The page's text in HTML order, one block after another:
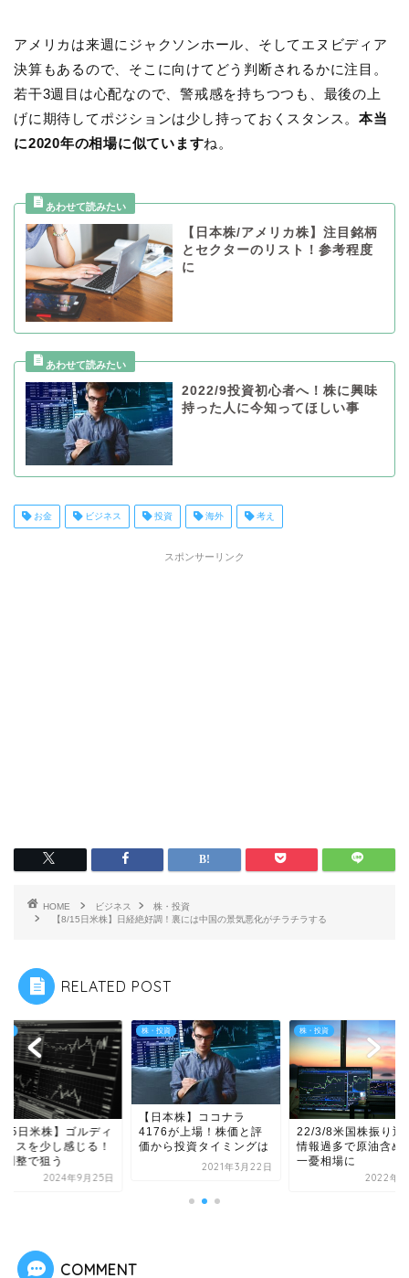
アメリカは来週にジャクソンホール、そしてエヌビディア
決算もあるので、そこに向けてどう判断されるかに注目。
若干3週目は心配なので、警戒感を持ちつつも、最後の上
げに期待してポジションは少し持っておくスタンス。本当
に2020年の相場に似ていますね。
【日本株/アメリカ株】注目銘柄
とセクターのリスト！参考程度
に
2022/9投資初心者へ！株に興味
持った人に今知ってほしい事
お金 ビジネス 投資 海外 考え
スポンサーリンク
HOME ビジネス
株・投資
【8/15日米株】日経絶好調！裏には中国の景気悪化がチラチラする
RELATED POST
日米株】ゴルディ
クスを少し感じる！
調整で狙う
2024年9月25日
株・投資
【日本株】ココナラ
4176が上場！株価と評
価から投資タイミングは
2021年3月22日
株・投資
22/3/8米国株振り返
情報過多で原油含め
一憂相場に
2022年3
COMMENT